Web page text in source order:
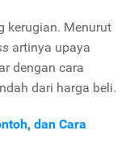
kerugian. Menurut
artinya upaya
dengan cara
dari harga beli.
dan Cara